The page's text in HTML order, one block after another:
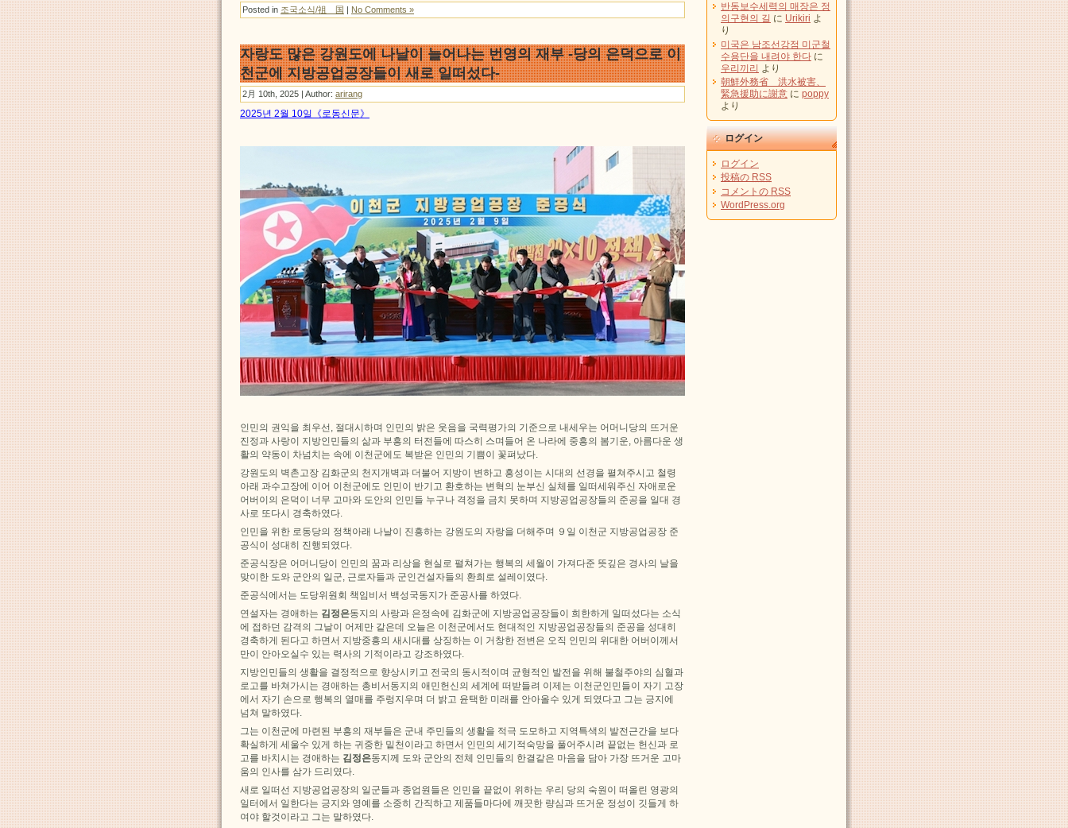
Posted in 조국소식/祖 国 | No Comments »
자랑도 많은 강원도에 나날이 늘어나는 번영의 재부 -당의 은덕으로 이
천군에 지방공업공장들이 새로 일떠섰다-
2月 10th, 2025 | Author: arirang
2025년 2월 10일《로동신문》
인민의 권익을 최우선, 절대시하며 인민의 밝은 웃음을 국력평가의 기준으로 내세우는 어머니당의 뜨거운
진정과 사랑이 지방인민들의 삶과 부흥의 터전들에 따스히 스며들어 온 나라에 중흥의 봄기운, 아름다운 생
활의 약동이 차넘치는 속에 이천군에도 복받은 인민의 기쁨이 꽃펴났다.
강원도의 벽촌고장 김화군의 천지개벽과 더불어 지방이 변하고 흥성이는 시대의 선경을 펼쳐주시고 철령
아래 과수고장에 이어 이천군에도 인민이 반기고 환호하는 변혁의 눈부신 실체를 일떠세워주신 자애로운
어버이의 은덕이 너무 고마와 도안의 인민들 누구나 격정을 금치 못하며 지방공업공장들의 준공을 일대 경
사로 또다시 경축하였다.
인민을 위한 로동당의 정책아래 나날이 진흥하는 강원도의 자랑을 더해주며 ９일 이천군 지방공업공장 준
공식이 성대히 진행되였다.
준공식장은 어머니당이 인민의 꿈과 리상을 현실로 펼쳐가는 행복의 세월이 가져다준 뜻깊은 경사의 날을
맞이한 도와 군안의 일군, 근로자들과 군인건설자들의 환희로 설레이였다.
준공식에서는 도당위원회 책임비서 백성국동지가 준공사를 하였다.
연설자는 경애하는 김정은동지의 사랑과 은정속에 김화군에 지방공업공장들이 희한하게 일떠섰다는 소식
에 접하던 감격의 그날이 어제만 같은데 오늘은 이천군에서도 현대적인 지방공업공장들의 준공을 성대히
경축하게 된다고 하면서 지방중흥의 새시대를 상징하는 이 거창한 전변은 오직 인민의 위대한 어버이께서
만이 안아오실수 있는 력사의 기적이라고 강조하였다.
지방인민들의 생활을 결정적으로 향상시키고 전국의 동시적이며 균형적인 발전을 위해 불철주야의 심혈과
로고를 바쳐가시는 경애하는 총비서동지의 애민헌신의 세계에 떠받들려 이제는 이천군인민들이 자기 고장
에서 자기 손으로 행복의 열매를 주렁지우며 더 밝고 윤택한 미래를 안아올수 있게 되였다고 그는 긍지에
넘쳐 말하였다.
그는 이천군에 마련된 부흥의 재부들은 군내 주민들의 생활을 적극 도모하고 지역특색의 발전근간을 보다
확실하게 세울수 있게 하는 귀중한 밑천이라고 하면서 인민의 세기적숙망을 풀어주시려 끝없는 헌신과 로
고를 바치시는 경애하는 김정은동지께 도와 군안의 전체 인민들의 한결같은 마음을 담아 가장 뜨거운 고마
움의 인사를 삼가 드리였다.
새로 일떠선 지방공업공장의 일군들과 종업원들은 인민을 끝없이 위하는 우리 당의 숙원이 떠올린 영광의
일터에서 일한다는 긍지와 영예를 소중히 간직하고 제품들마다에 깨끗한 량심과 뜨거운 정성이 깃들게 하
여야 할것이라고 그는 말하였다.
반동보수세력의 매장은 정
의구현의 길 に Urikiri よ
り
미국은 남조선강점 미군철
수용단을 내려야 한다 に
우리끼리 より
朝鮮外務省 洪水被害、
緊急援助に謝意 に poppy
より
ログイン
ログイン
投稿の RSS
コメントの RSS
WordPress.org